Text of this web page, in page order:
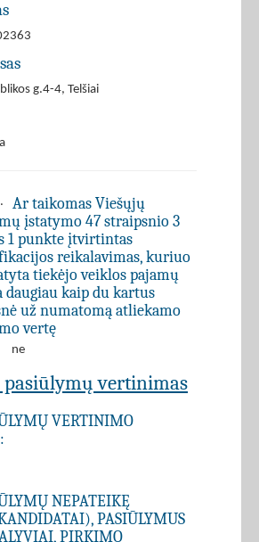
g.4-4, Telšiai
Ar taikomas Viešųjų
įstatymo 47 straipsnio 3
1 punkte įtvirtintas
reikalavimas, kuriuo
tiekėjo veiklos pajamų
daugiau kaip du kartus
už numatomą atliekamo
vertę
ne
vertinimas
VERTINIMO
NEPATEIKĘ
PASIŪLYMUS
PIRKIMO